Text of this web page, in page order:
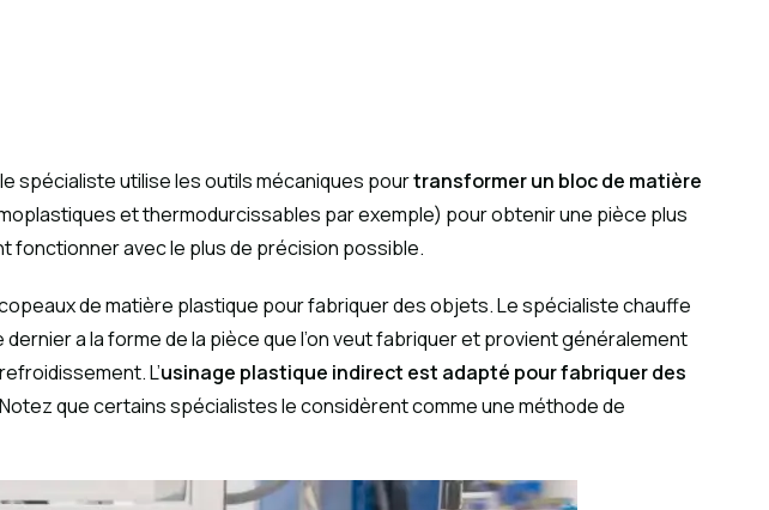
spécialiste utilise les outils mécaniques pourtransformer un bloc de matière
et thermodurcissables par exemple) pour obtenir une pièce plus
fonctionner avec le plus de précision possible.
de matière plastique pour fabriquer des objets. Le spécialiste chauffe
a la forme de la pièce que l’on veut fabriquer et provient généralement
L’usinage plastique indirect est adapté pour fabriquer des
que certains spécialistes le considèrent comme une méthode de